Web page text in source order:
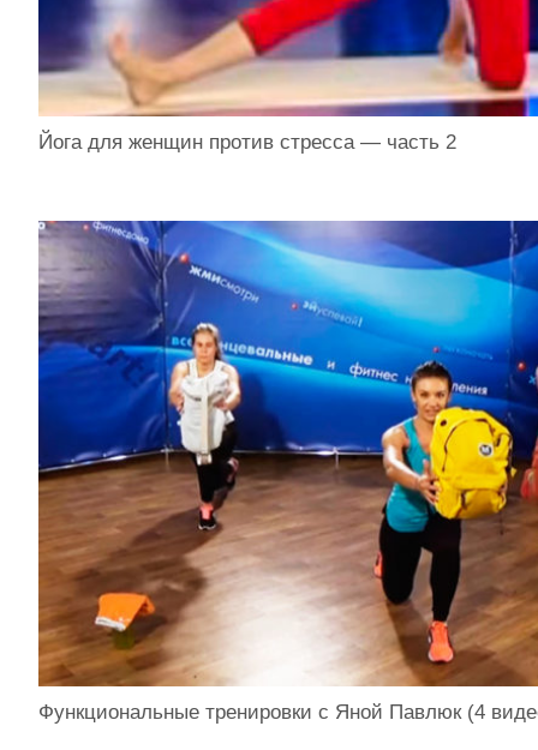
Йога для женщин против стресса — часть 2
Функциональные тренировки с Яной Павлюк (4